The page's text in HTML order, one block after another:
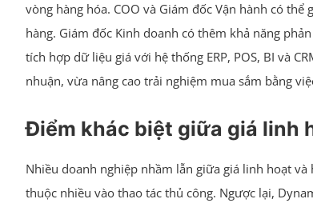
vòng hàng hóa. COO và Giám đốc Vận hành có
hàng. Giám đốc Kinh doanh có thêm khả năng
tích hợp dữ liệu giá với hệ thống ERP, POS, BI và
nhuận, vừa nâng cao trải nghiệm mua sắm bằng
Điểm khác biệt giữa giá linh
Nhiều doanh nghiệp nhầm lẫn giữa giá linh hoạt
thuộc nhiều vào thao tác thủ công. Ngược lại,